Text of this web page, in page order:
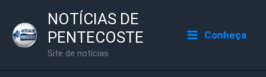
para
NOTÍCIAS DE
PENTECOSTE
Site de notícias
Conheça